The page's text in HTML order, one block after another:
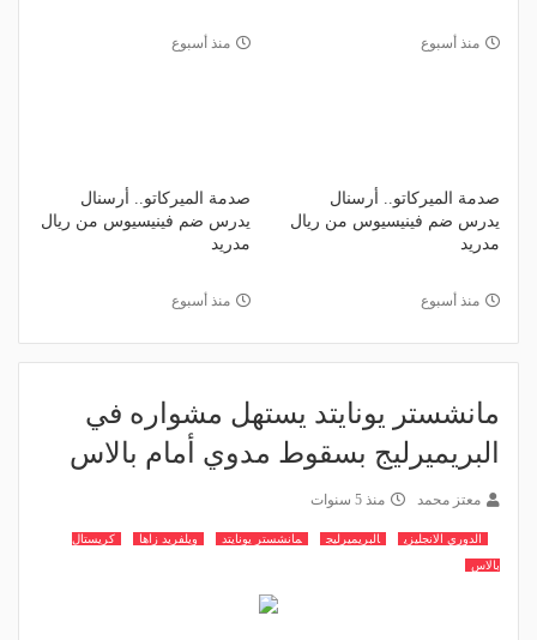
منذ أسبوع منذ أسبوع
صدمة الميركاتو.. أرسنال
يدرس ضم فينيسيوس من ريال
مدريد
منذ أسبوع
صدمة الميركاتو.. أرسنال
يدرس ضم فينيسيوس من ريال
مدريد
منذ أسبوع
مانشستر يونايتد يستهل مشواره في
البريميرليج بسقوط مدوي أمام بالاس
معتز محمد منذ 5 سنوات
الدوري الانجليزي البريميرليج مانشستر يونايتد ويلفريد زاها
كريستال
بالاس